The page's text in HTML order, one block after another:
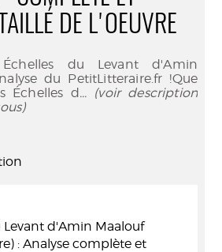
DE L'OEUVRE
du Levant d'Amin
du PetitLitteraire.fr !Que
Échelles d... (voir description
Levant d'Amin Maalouf
: Analyse complète et